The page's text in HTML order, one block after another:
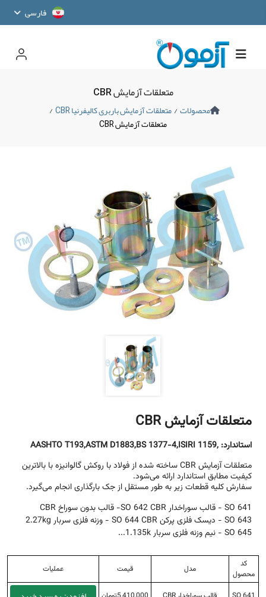
فارسی
متعلقات آزمایش CBR
محصولات/متعلقات آزمایش باربری کالیفرنیا CBR
/
متعلقات آزمایش CBR
متعلقات آزمایش CBR
استاندارد: ,AASHTO T193,ASTM D1883,BS 1377-4,ISIRI 1159
متعلقات آزمایش CBR ساخته شده از فولاد با روکش گالوانیزه با بالاترین
کیفیت مطابق استاندارد ارائه می‌شود.
سفارش کلیه قطعات زیر به طور مستقل از جک بارگذاری انجام می‌گیرد.
SO 641 - قالب سوراخدار CBR
SO 642- قالب بدون سوراخ CBR
SO 643 - دیسک فلزی پرکن CBR
SO 644 - وزنه فلزی سربار 2.27kg
SO 645 - نیم وزنه فلزی سربار 1.135k...
کد
محصول
مدل قیمت عملیات